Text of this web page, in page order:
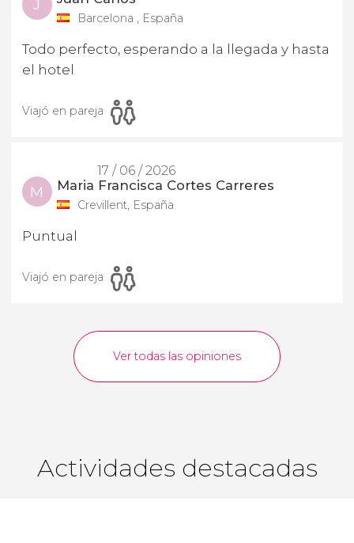
J
Barcelona , España
Todo perfecto, esperando a la llegada y hasta
el hotel
Viajó en pareja
17 / 06 / 2026
M Maria Francisca Cortes Carreres
Crevillent, España
Puntual
Viajó en pareja
Ver todas las opiniones
Actividades destacadas